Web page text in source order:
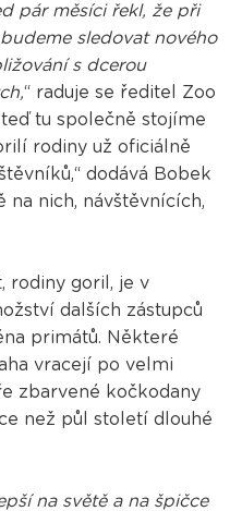
pár měsíci řekl, že při
sledovat nového
s dcerou
“ raduje se ředitel Zoo
teď tu společně stojíme
rodiny už oficiálně
dodává Bobek
na nich, návštěvnících,
rodiny goril, je v
dalších zástupců
primátů. Některé
vracejí po velmi
zbarvené kočkodany
než půl století dlouhé
na světě a na špičce